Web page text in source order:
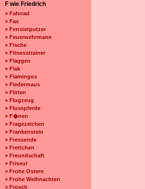
F wie Friedrich
» Fahrrad
» Fax
» Fensterputzer
» Feuerwehrmann
» Fische
» Fitnesstrainer
» Flaggen
» Flak
» Flamingos
» Fledermaus
» Flirten
» Flugzeug
» Flusspferde
» F�nen
» Fragezeichen
» Frankenstein
» Fressende
» Frettchen
» Freundschaft
» Friseur
» Frohe Ostern
» Frohe Weihnachten
» Frosch